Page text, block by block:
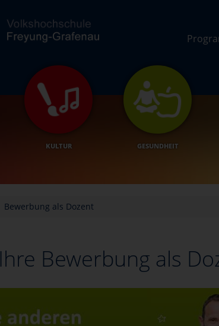
KULTUR GESUNDHEIT
Bewerbung als Dozent
Ihre Bewerbung als